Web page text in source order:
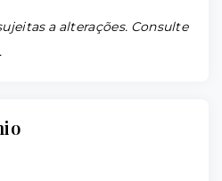
a alterações. Consulte